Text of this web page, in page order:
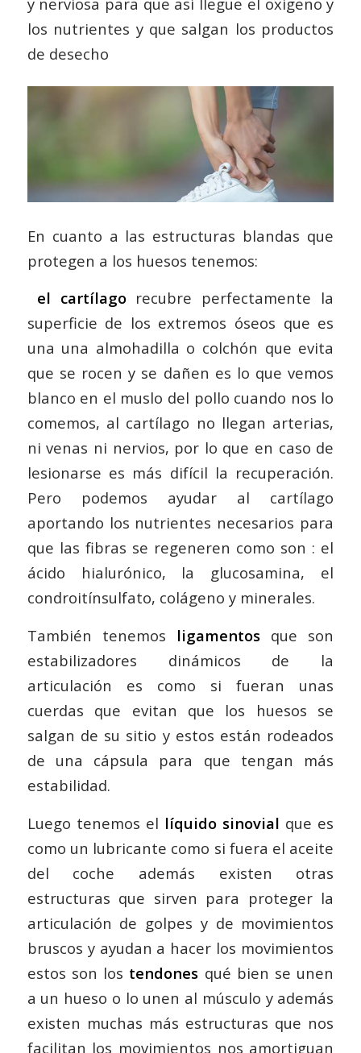
los nutrientes y que salgan los productos
de desecho
En cuanto a las estructuras blandas que
protegen a los huesos tenemos:
el cartílago recubre perfectamente la
superficie de los extremos óseos que es
una una almohadilla o colchón que evita
que se rocen y se dañen es lo que vemos
blanco en el muslo del pollo cuando nos lo
comemos, al cartílago no llegan arterias,
ni venas ni nervios, por lo que en caso de
lesionarse es más difícil la recuperación.
Pero podemos ayudar al cartílago
aportando los nutrientes necesarios para
que las fibras se regeneren como son : el
ácido hialurónico, la glucosamina, el
condroitínsulfato, colágeno y minerales.
También tenemos ligamentos que son
estabilizadores dinámicos de la
articulación es como si fueran unas
cuerdas que evitan que los huesos se
salgan de su sitio y estos están rodeados
de una cápsula para que tengan más
estabilidad.
Luego tenemos el líquido sinovial que es
como un lubricante como si fuera el aceite
del coche además existen otras
estructuras que sirven para proteger la
articulación de golpes y de movimientos
bruscos y ayudan a hacer los movimientos
estos son los tendones qué bien se unen
a un hueso o lo unen al músculo y además
existen muchas más estructuras que nos
facilitan los movimientos nos amortiguan